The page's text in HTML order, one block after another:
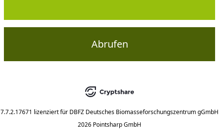
Abrufen
7.7.2.17671 lizenziert für DBFZ Deutsches Biomasseforschungszentrum gGmbH
2026 Pointsharp GmbH